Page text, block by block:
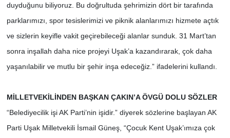
duyduğunu biliyoruz. Bu doğrultuda şehrimizin dört bir tarafında
parklarımızı, spor tesislerimizi ve piknik alanlarımızı hizmete açtık
ve sizlerin keyifle vakit geçirebileceği alanlar sunduk. 31 Mart’tan
sonra inşallah daha nice projeyi Uşak’a kazandırarak, çok daha
yaşanılabilir ve mutlu bir şehir inşa edeceğiz.” ifadelerini kullandı.
MİLLETVEKİLİNDEN BAŞKAN ÇAKIN’A ÖVGÜ DOLU SÖZLER
“Belediyecilik işi AK Parti’nin işidir.” diyerek sözlerine başlayan AK
Parti Uşak Milletvekili İsmail Güneş, “Çocuk Kent Uşak’ımıza çok